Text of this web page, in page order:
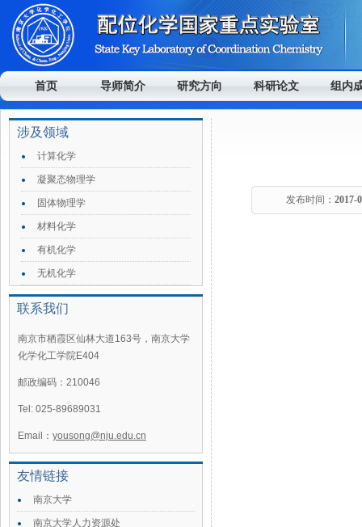
首页 导师简介 研究方向 科研论文 组内
涉及领域
计算化学
凝聚态物理学
固体物理学
材料化学
有机化学
无机化学
联系我们
南京市栖霞区仙林大道163号，南京大学
化学化工学院E404
邮政编码：210046
Tel: 025-89689031
Email： yousong@nju.edu.cn
友情链接
南京大学
南京大学人力资源处
发布时间：2017-